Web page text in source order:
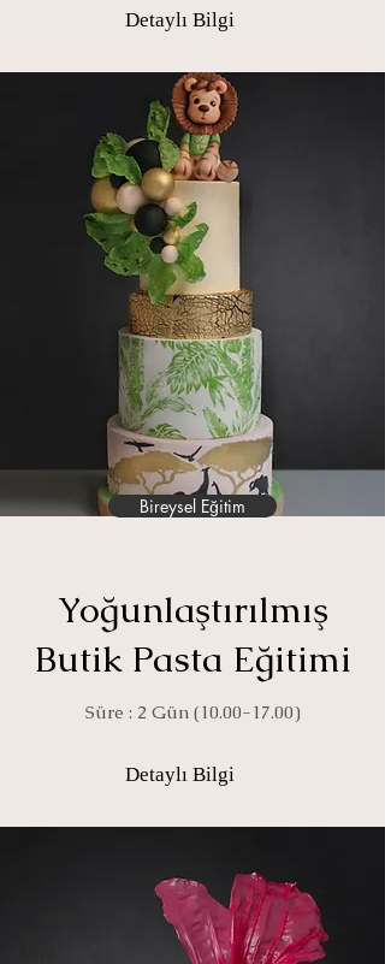
Detaylı Bilgi
Bireysel Eğitim
Yoğunlaştırılmış
Butik Pasta Eğitimi
Süre : 2 Gün (10.00-17.00)
Detaylı Bilgi